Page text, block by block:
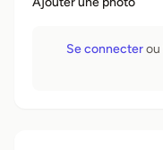
Se connecterou